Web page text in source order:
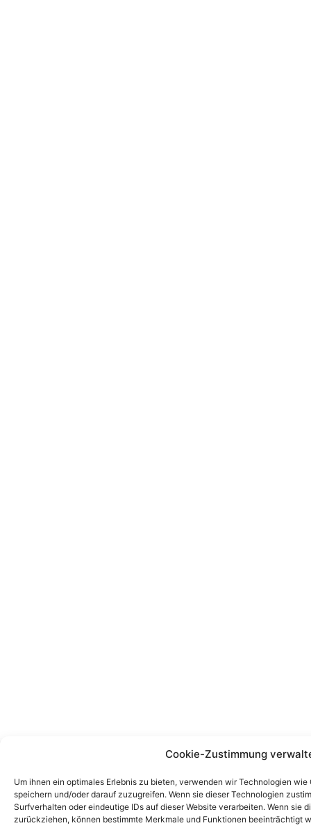
Cookie-Zustimmung
Um ihnen ein optimales Erlebnis zu bieten, verwenden wir Technologien
speichern und/oder darauf zuzugreifen. Wenn sie dieser Technologien
Surfverhalten oder eindeutige IDs auf dieser Website verarbeiten. Wenn sie
zurückziehen, können bestimmte Merkmale und Funktionen beeinträchtigt